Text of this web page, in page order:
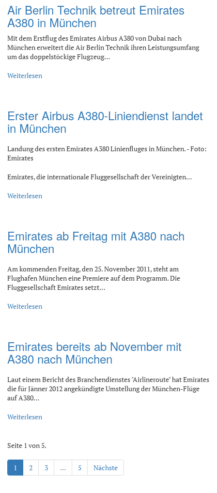
Air Berlin Technik betreut Emirates
A380 in München
Mit dem Erstflug des Emirates Airbus A380 von Dubai nach
München erweitert die Air Berlin Technik ihren Leistungsumfang
um das doppelstöckige Flugzeug…
Weiterlesen
Erster Airbus A380-Liniendienst landet
in München
Landung des ersten Emirates A380 Linienfluges in München. - Foto:
Emirates
Emirates, die internationale Fluggesellschaft der Vereinigten…
Weiterlesen
Emirates ab Freitag mit A380 nach
München
Am kommenden Freitag, den 25. November 2011, steht am
Flughafen München eine Premiere auf dem Programm. Die
Fluggesellschaft Emirates setzt…
Weiterlesen
Emirates bereits ab November mit
A380 nach München
Laut einem Bericht des Branchendienstes "Airlineroute" hat Emirates
die für Jänner 2012 angekündigte Umstellung der München-Flüge
auf A380…
Weiterlesen
Seite 1 von 5.
1 2 3 … 5 Nächste